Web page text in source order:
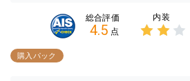
総合評価
4.5 点
内装
購入パック